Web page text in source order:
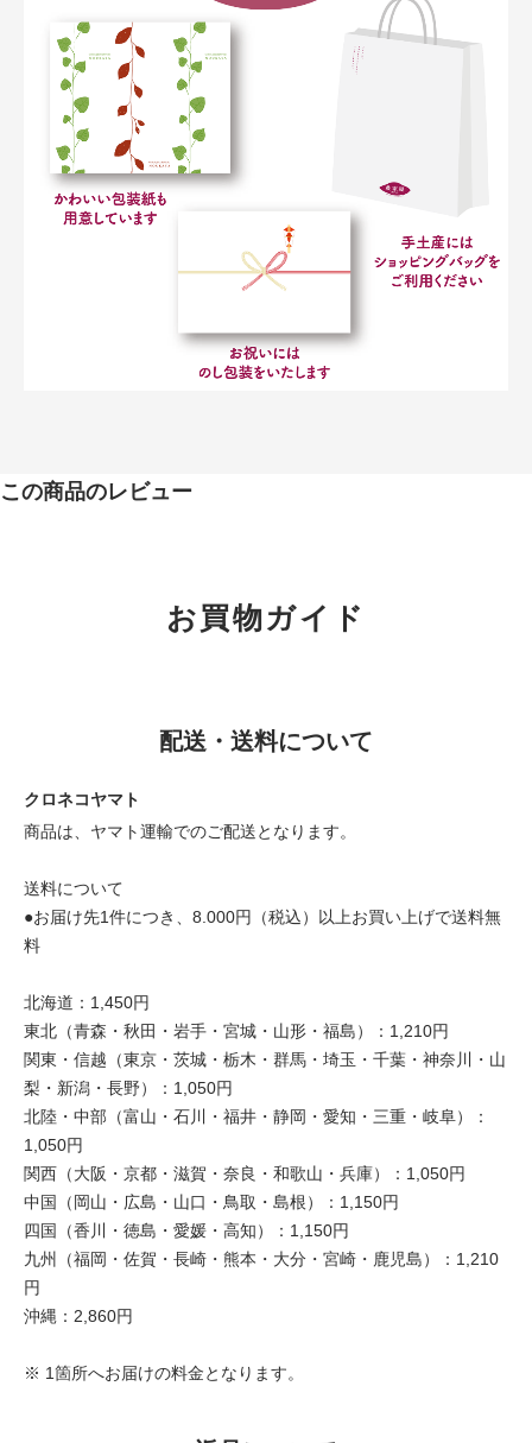
この商品のレビュー
お買物ガイド
配送・送料について
クロネコヤマト
商品は、ヤマト運輸でのご配送となります。
送料について
●お届け先1件につき、8.000円（税込）以上お買い上げで送料無
料
北海道：1,450円
東北（青森・秋田・岩手・宮城・山形・福島）：1,210円
関東・信越（東京・茨城・栃木・群馬・埼玉・千葉・神奈川・山
梨・新潟・長野）：1,050円
北陸・中部（富山・石川・福井・静岡・愛知・三重・岐阜）：
1,050円
関西（大阪・京都・滋賀・奈良・和歌山・兵庫）：1,050円
中国（岡山・広島・山口・鳥取・島根）：1,150円
四国（香川・徳島・愛媛・高知）：1,150円
九州（福岡・佐賀・長崎・熊本・大分・宮崎・鹿児島）：1,210
円
沖縄：2,860円
※ 1箇所へお届けの料金となります。